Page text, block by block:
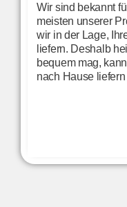
Wir sind bekannt
meisten unserer
wir in der Lage,
liefern. Deshalb
bequem mag,
nach Hause